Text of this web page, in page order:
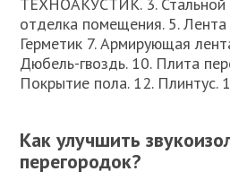
ТЕХНОАКУСТИК. 3. Стальной
отделка помещения. 5. Лента
Герметик 7. Армирующая
Дюбель-гвоздь. 10. Плита
Покрытие пола. 12. Плинтус.
Как улучшить
перегородок?